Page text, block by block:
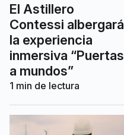
El Astillero
Contessi albergará
la experiencia
inmersiva “Puertas
a mundos”
1 min de lectura